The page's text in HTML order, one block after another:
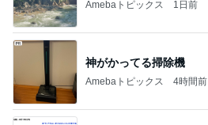
Amebaトピックス 1日前
神がかってる掃除機
Amebaトピックス 4時間前